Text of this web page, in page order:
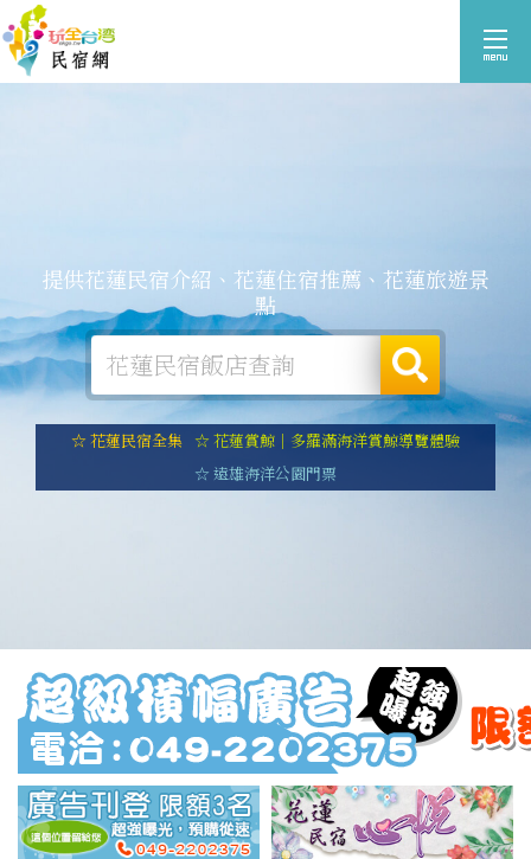
提供花蓮民宿介紹、花蓮住宿推薦、花蓮旅遊景
點
☆ 花蓮民宿全集 ☆ 花蓮賞鯨｜多羅滿海洋賞鯨導覽體驗
☆ 遠雄海洋公園門票